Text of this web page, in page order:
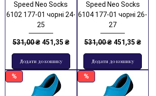
Speed Neo Socks
6102 177-01 чорні 24-
25
Звичайна ціна
531,00 ₴ За розпродажем
451,35 ₴
Додати до кошику
Speed Neo Socks
6104 177-01 чорні 26-
27
Звичайна ціна
531,00 ₴ За
451,35 ₴
Додати до кошику
% %